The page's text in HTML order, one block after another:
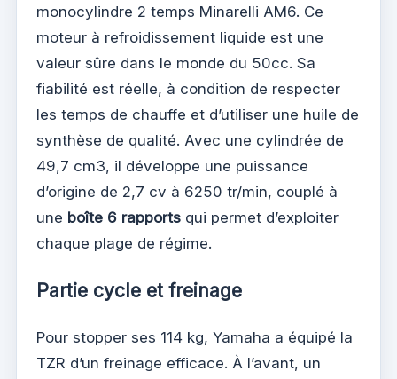
monocylindre 2 temps Minarelli AM6. Ce
moteur à refroidissement liquide est une
valeur sûre dans le monde du 50cc. Sa
fiabilité est réelle, à condition de respecter
les temps de chauffe et d’utiliser une huile de
synthèse de qualité. Avec une cylindrée de
49,7 cm3, il développe une puissance
d’origine de 2,7 cv à 6250 tr/min, couplé à
une boîte 6 rapports qui permet d’exploiter
chaque plage de régime.
Partie cycle et freinage
Pour stopper ses 114 kg, Yamaha a équipé la
TZR d’un freinage efficace. À l’avant, un